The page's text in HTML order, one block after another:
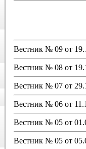
Вестник № 09 от
Вестник № 08 от
Вестник № 07 от
Вестник № 06 от
Вестник № 05 от
Вестник № 05 от